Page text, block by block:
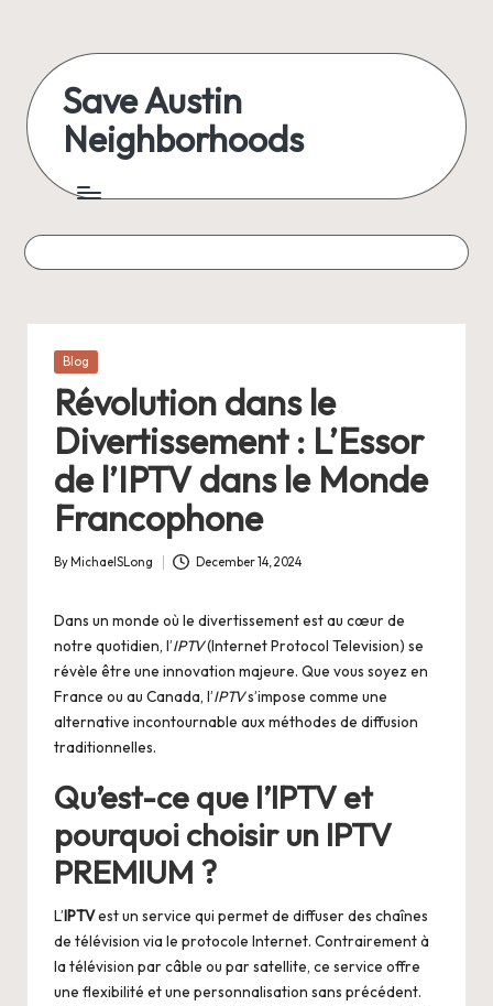
content
Save Austin
Neighborhoods
Austin
everything
Posted
Blog
Révolution dans le
Divertissement : L’Essor
de l’IPTV dans le Monde
Francophone
Posted
By MichaelSLong December 14, 2024
Dans un monde où le divertissement est au cœur de
notre quotidien, l’IPTV(Internet Protocol Television) se
révèle être une innovation majeure. Que vous soyez en
France ou au Canada, l’IPTVs’impose comme une
alternative incontournable aux méthodes de diffusion
traditionnelles.
Qu’est-ce que l’IPTV et
pourquoi choisir un IPTV
PREMIUM ?
L’IPTVest un service qui permet de diffuser des chaînes
de télévision via le protocole Internet. Contrairement à
la télévision par câble ou par satellite, ce service offre
une flexibilité et une personnalisation sans précédent.